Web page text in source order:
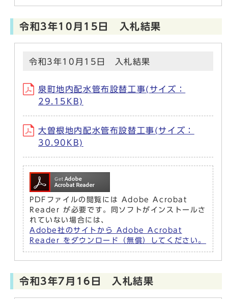
令和3年10月15日 入札結果
令和3年10月15日 入札結果
泉町地内配水管布設替工事(サイズ：
29.15KB)
大曽根地内配水管布設替工事(サイズ：
30.90KB)
PDFファイルの閲覧には Adobe Acrobat
Reader が必要です。同ソフトがインストールさ
れていない場合には、
Adobe社のサイトから Adobe Acrobat
Reader をダウンロード（無償）してください。
令和3年7月16日 入札結果